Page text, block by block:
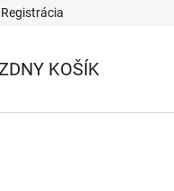
Registrácia
KOŠÍK